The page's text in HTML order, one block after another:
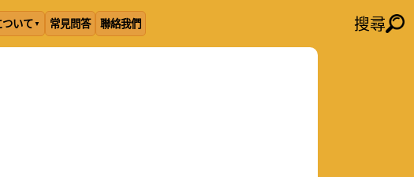
ついて 常見問答 聯絡我們 搜尋